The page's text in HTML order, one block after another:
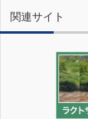
関連サイト